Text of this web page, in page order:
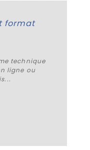
format
technique
ligne ou